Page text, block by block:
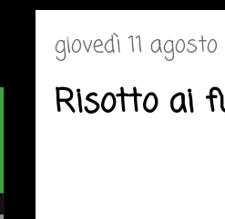
giovedì 11 agosto
Risotto ai